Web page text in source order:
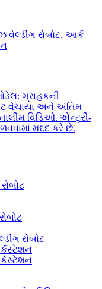
ગ્રાહકની
વેચાયા અને અંતિમ
વિડિઓ. એન્ટ્રી-
મદદ કરે છે.
રોબોટ